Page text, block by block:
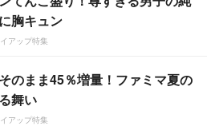
胸キュン
アップ特集
のまま45％増量！ファミマ夏の
舞い
アップ特集